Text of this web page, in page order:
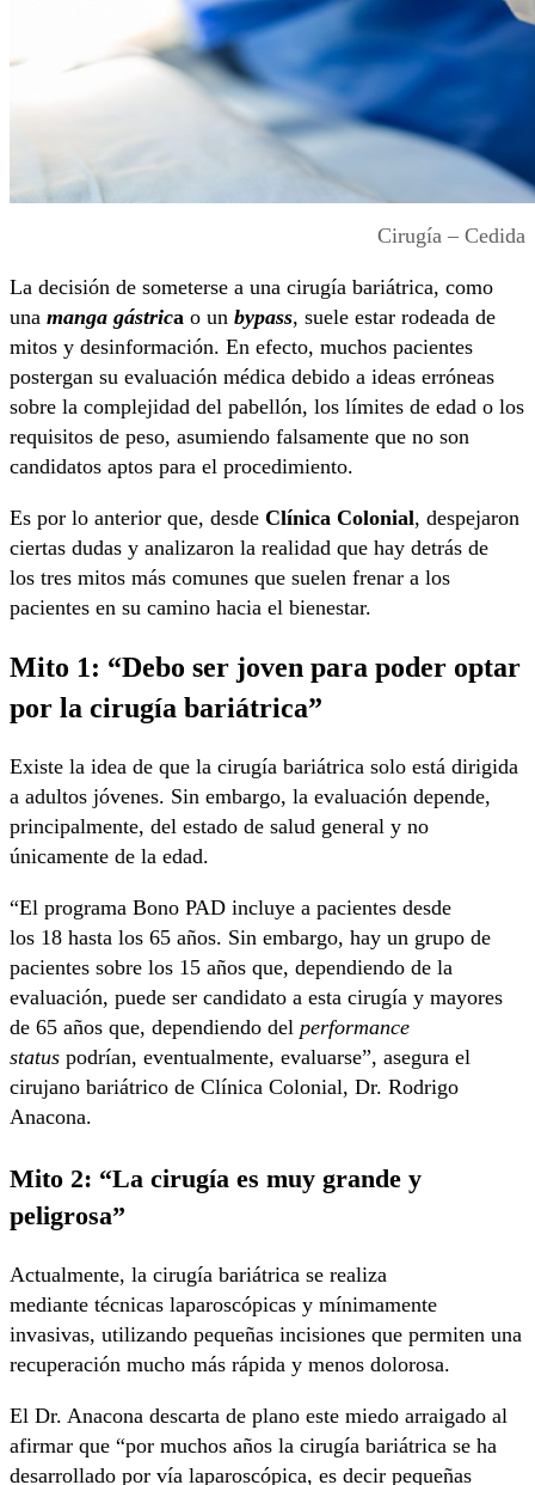
Cirugía – Cedida
La decisión de someterse a una cirugía bariátrica, como
una manga gástrica o un bypass, suele estar rodeada de
mitos y desinformación. En efecto, muchos pacientes
postergan su evaluación médica debido a ideas erróneas
sobre la complejidad del pabellón, los límites de edad o los
requisitos de peso, asumiendo falsamente que no son
candidatos aptos para el procedimiento.
Es por lo anterior que, desde Clínica Colonial, despejaron
ciertas dudas y analizaron la realidad que hay detrás de
los tres mitos más comunes que suelen frenar a los
pacientes en su camino hacia el bienestar.
Mito 1: “Debo ser joven para poder optar
por la cirugía bariátrica”
Existe la idea de que la cirugía bariátrica solo está dirigida
a adultos jóvenes. Sin embargo, la evaluación depende,
principalmente, del estado de salud general y no
únicamente de la edad.
“El programa Bono PAD incluye a pacientes desde
los 18 hasta los 65 años. Sin embargo, hay un grupo de
pacientes sobre los 15 años que, dependiendo de la
evaluación, puede ser candidato a esta cirugía y mayores
de 65 años que, dependiendo del performance
status podrían, eventualmente, evaluarse”, asegura el
cirujano bariátrico de Clínica Colonial, Dr. Rodrigo
Anacona.
Mito 2: “La cirugía es muy grande y
peligrosa”
Actualmente, la cirugía bariátrica se realiza
mediante técnicas laparoscópicas y mínimamente
invasivas, utilizando pequeñas incisiones que permiten una
recuperación mucho más rápida y menos dolorosa.
El Dr. Anacona descarta de plano este miedo arraigado al
afirmar que “por muchos años la cirugía bariátrica se ha
desarrollado por vía laparoscópica, es decir pequeñas